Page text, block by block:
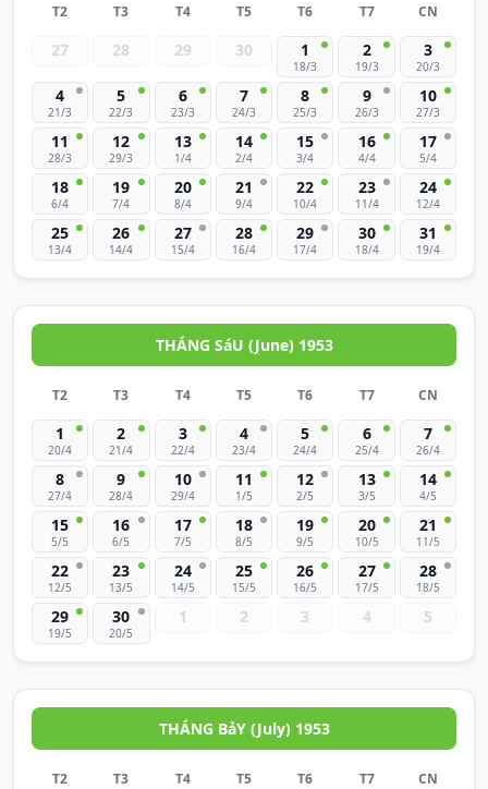
T2 T3 T4 T5 T6 T7 CN
27 28 29 30 1
18/3
2
19/3
3
20/3
4
21/3
5
22/3
6
23/3
7
24/3
8
25/3
9
26/3
10
27/3
11
28/3
12
29/3
13
1/4
14
2/4
15
3/4
16
4/4
17
5/4
18
6/4
19
7/4
20
8/4
21
9/4
22
10/4
23
11/4
24
12/4
25
13/4
26
14/4
27
15/4
28
16/4
29
17/4
30
18/4
31
19/4
THÁNG SáU (June) 1953
T2 T3 T4 T5 T6 T7 CN
1
20/4
2
21/4
3
22/4
4
23/4
5
24/4
6
25/4
7
26/4
8
27/4
9
28/4
10
29/4
11
1/5
12
2/5
13
3/5
14
4/5
15
5/5
16
6/5
17
7/5
18
8/5
19
9/5
20
10/5
21
11/5
22
12/5
23
13/5
24
14/5
25
15/5
26
16/5
27
17/5
28
18/5
29
19/5
30
20/5
1 2 3 4 5
THÁNG BảY (July) 1953
T2 T3 T4 T5 T6 T7 CN